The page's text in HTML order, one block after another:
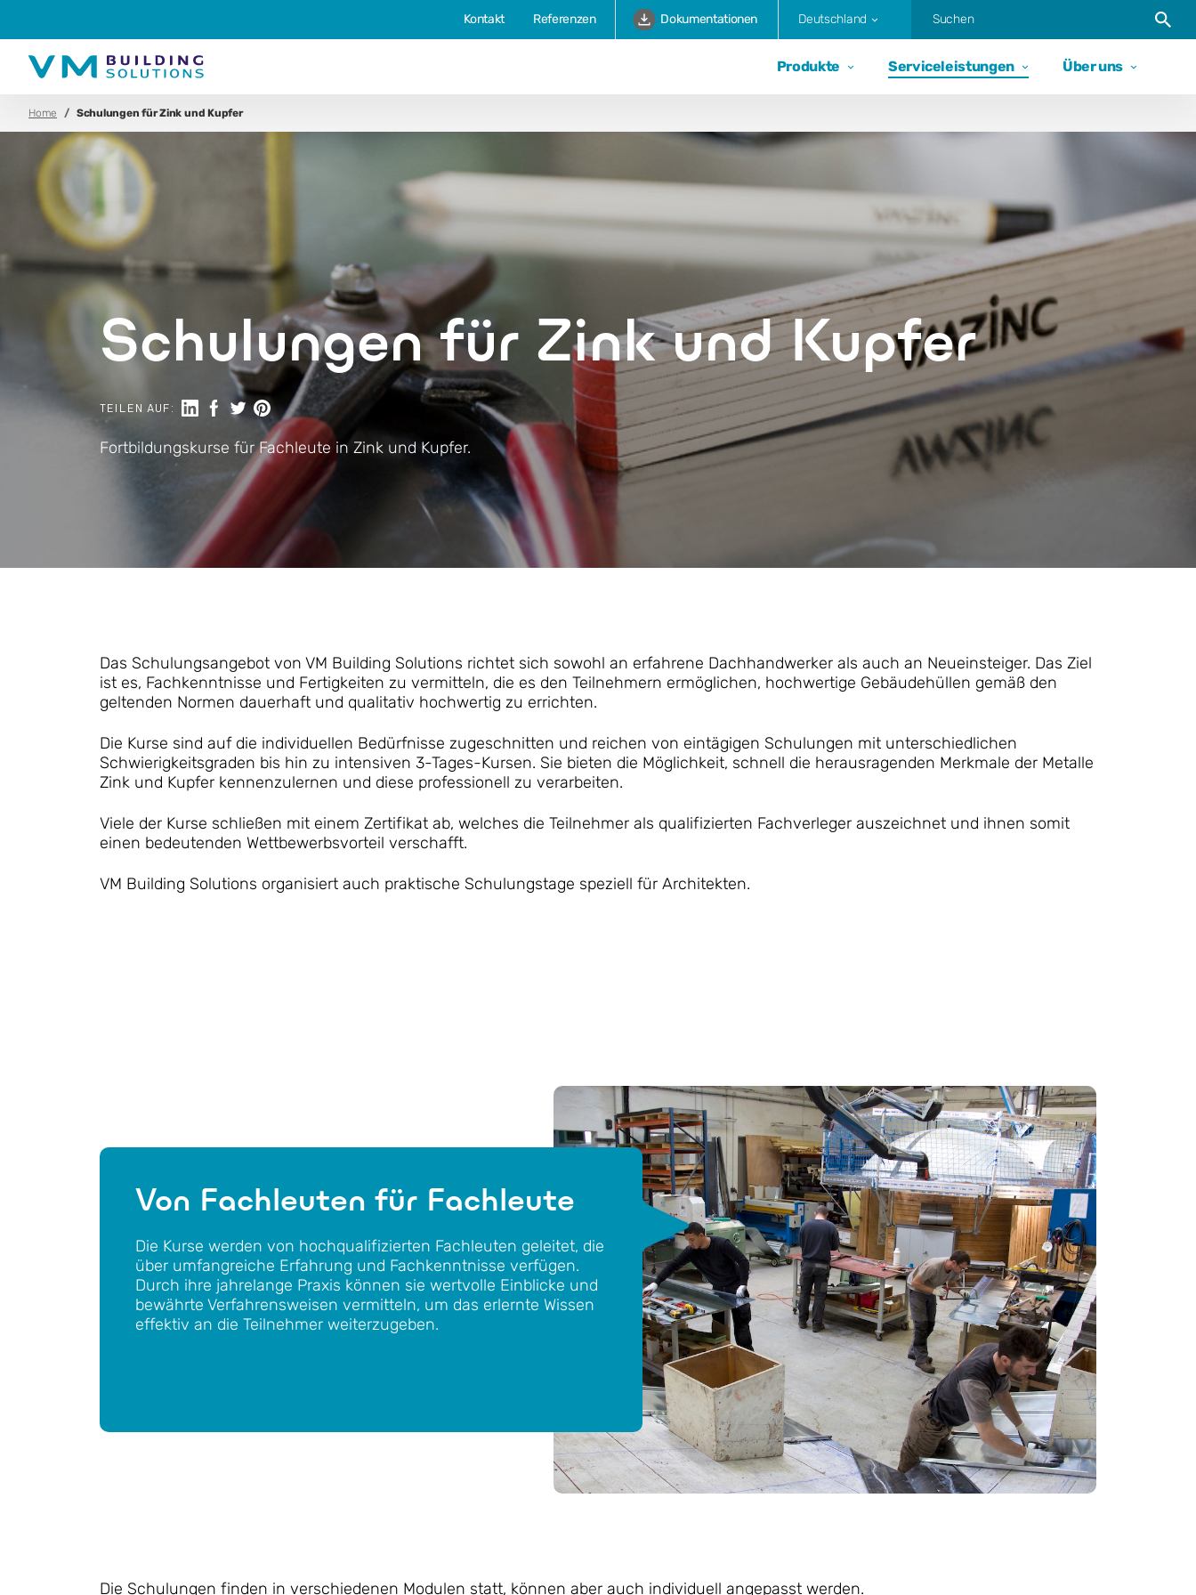
Produkte Serviceleistungen Über uns
Kontakt Referenzen Dokumentationen Deutschland Suche
Home Schulungen für Zink und Kupfer
Schulungen für Zink und Kupfer
TEILEN AUF: Auf LinkedIn teilen
Auf Facebook teilen
Auf Twitter teilen
Share on Pinterest
Fortbildungskurse für Fachleute in Zink und Kupfer.
Das Schulungsangebot von VM Building Solutions richtet sich sowohl an erfahrene Dachhandwerker als auch an Neueinsteiger. Das Ziel
ist es, Fachkenntnisse und Fertigkeiten zu vermitteln, die es den Teilnehmern ermöglichen, hochwertige Gebäudehüllen gemäß den
geltenden Normen dauerhaft und qualitativ hochwertig zu errichten.
Die Kurse sind auf die individuellen Bedürfnisse zugeschnitten und reichen von eintägigen Schulungen mit unterschiedlichen
Schwierigkeitsgraden bis hin zu intensiven 3-Tages-Kursen. Sie bieten die Möglichkeit, schnell die herausragenden Merkmale der Metalle
Zink und Kupfer kennenzulernen und diese professionell zu verarbeiten.
Viele der Kurse schließen mit einem Zertifikat ab, welches die Teilnehmer als qualifizierten Fachverleger auszeichnet und ihnen somit
einen bedeutenden Wettbewerbsvorteil verschafft.
VM Building Solutions organisiert auch praktische Schulungstage speziell für Architekten.
Von Fachleuten für Fachleute
Die Kurse werden von hochqualifizierten Fachleuten geleitet, die
über umfangreiche Erfahrung und Fachkenntnisse verfügen.
Durch ihre jahrelange Praxis können sie wertvolle Einblicke und
bewährte Verfahrensweisen vermitteln, um das erlernte Wissen
effektiv an die Teilnehmer weiterzugeben.
Die Schulungen finden in verschiedenen Modulen statt, können aber auch individuell angepasst werden.